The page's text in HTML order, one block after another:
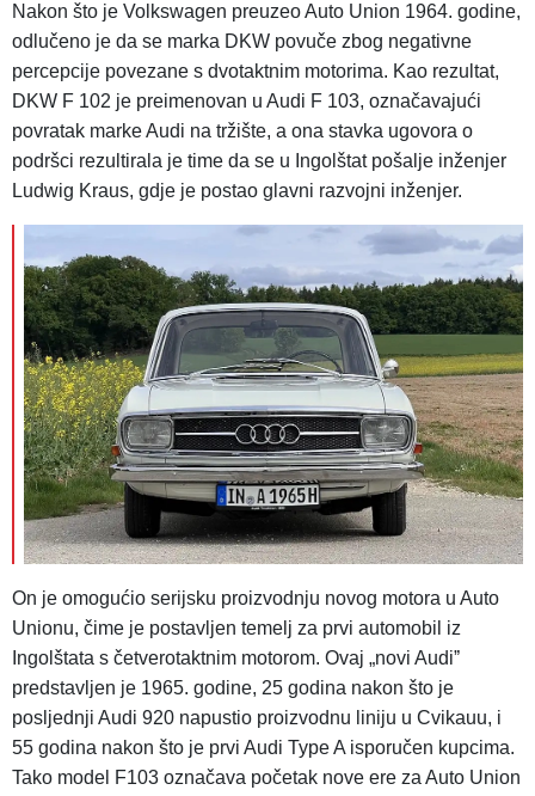
Nakon što je Volkswagen preuzeo Auto Union 1964. godine,
odlučeno je da se marka DKW povuče zbog negativne
percepcije povezane s dvotaktnim motorima. Kao rezultat,
DKW F 102 je preimenovan u Audi F 103, označavajući
povratak marke Audi na tržište, a ona stavka ugovora o
podršci rezultirala je time da se u Ingolštat pošalje inženjer
Ludwig Kraus, gdje je postao glavni razvojni inženjer.
On je omogućio serijsku proizvodnju novog motora u Auto
Unionu, čime je postavljen temelj za prvi automobil iz
Ingolštata s četverotaktnim motorom. Ovaj „novi Audiˮ
predstavljen je 1965. godine, 25 godina nakon što je
posljednji Audi 920 napustio proizvodnu liniju u Cvikauu, i
55 godina nakon što je prvi Audi Type A isporučen kupcima.
Tako model F103 označava početak nove ere za Auto Union